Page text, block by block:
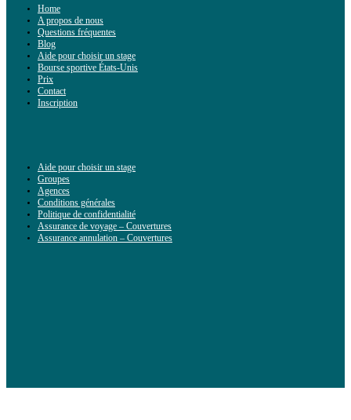
Home
A propos de nous
Questions fréquentes
Blog
Aide pour choisir un stage
Bourse sportive États-Unis
Prix
Contact
Inscription
Aide pour choisir un stage
Groupes
Agences
Conditions générales
Politique de confidentialité
Assurance de voyage – Couvertures
Assurance annulation – Couvertures